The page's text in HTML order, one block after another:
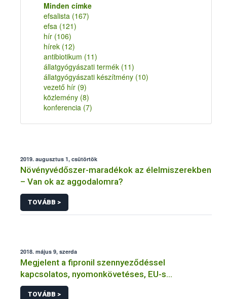
Minden címke
efsalista (167)
efsa (121)
hír (106)
hírek (12)
antibiotikum (11)
állatgyógyászati termék (11)
állatgyógyászati készítmény (10)
vezető hír (9)
közlemény (8)
konferencia (7)
2019. augusztus 1, csütörtök
Növényvédőszer-maradékok az élelmiszerekben
– Van ok az aggodalomra?
TOVÁBB >
2018. május 9, szerda
Megjelent a fipronil szennyeződéssel
kapcsolatos, nyomonkövetéses, EU-s
monitoring-vizsgálat eredménye
TOVÁBB >